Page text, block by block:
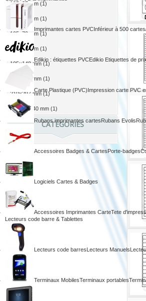
Imprimantes cartes PVCInférieur à 500
Edikio : étiquettes PVCEdikio Etiquettes de
Carte Plastique (PVC)Impression carte PVC
Rubans imprimantes cartesRubans Evolis
Accessoires Badges & CartesPorte-badges
Logiciels Cartes & Badges
Accessoires Imprimantes CarteTete
Lecteurs code barre & Tablettes
Lecteurs code barresLecteurs Manuels
Terminaux MobilesTerminaux portables
105x37 mm (1)
105x48 mm (1)
105x70 mm (1)
105x74 mm (1)
105x148 mm(1)
210x148 mm (1)
210x297 mm(1)
diamètre 40 mm (1)
CATÉGORIES